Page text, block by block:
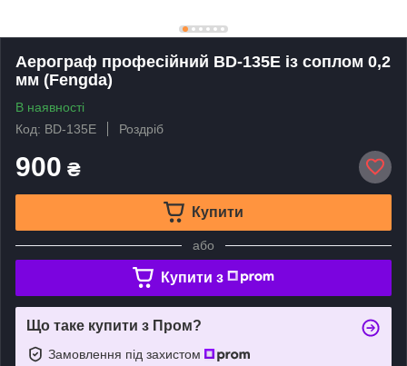
Аерограф професійний BD-135E із соплом 0,2
мм (Fengda)
В наявності
Код: BD-135E
Роздріб
900 ₴
Купити
або
Купити з
Що таке купити з Пром?
Замовлення під захистом